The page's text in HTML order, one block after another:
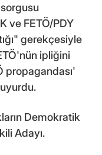
sorgusu
ve FETÖ/PDY
gerekçesiyle
ipliğini
propagandası'
Demokratik
Adayı.